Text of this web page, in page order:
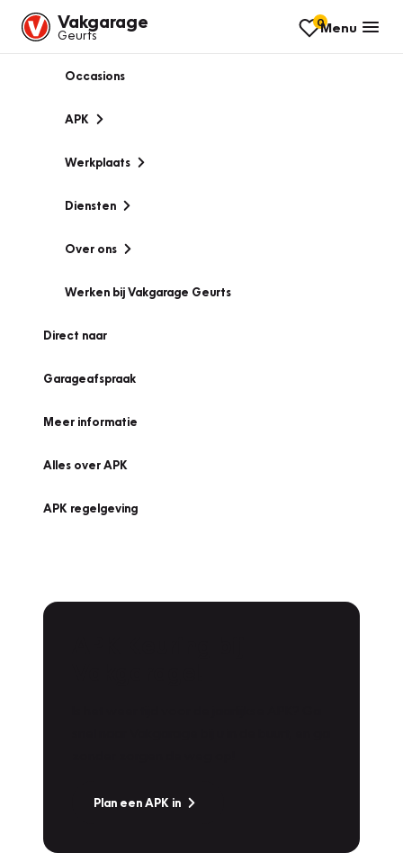
Vakgarage
Geurts
0Menu
Occasions
APK
Werkplaats
Diensten
Over ons
Werken bij Vakgarage Geurts
Direct naar
Garageafspraak
Meer informatie
Alles over APK
APK regelgeving
Plan een APK in